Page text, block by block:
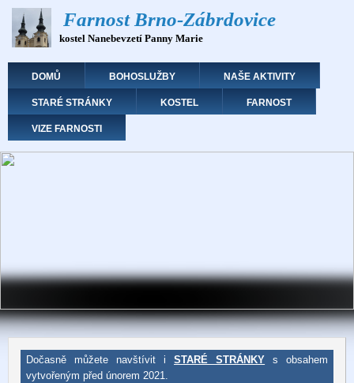
Přejít
hlavnímu
Farnost Brno-Zábrdovice
kostel Nanebevzetí Panny Marie
Hlavní navigace
DOMŮ BOHOSLUŽBY NAŠE AKTIVITY
STARÉ STRÁNKY KOSTEL FARNOST
VIZE FARNOSTI
Dočasně můžete navštívit iSTARÉ STRÁNKY s obsahem
vytvořeným před únorem 2021.